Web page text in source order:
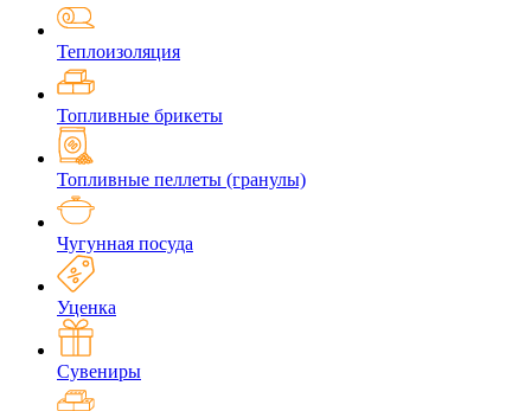
Теплоизоляция
Топливные брикеты
Топливные пеллеты (гранулы)
Чугунная посуда
Уценка
Сувениры